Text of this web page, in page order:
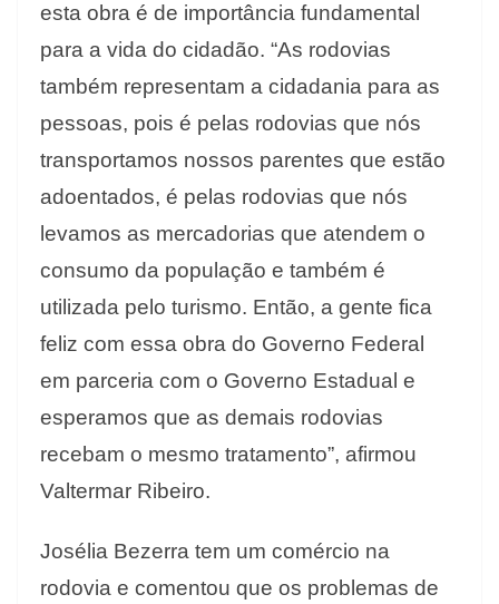
esta obra é de importância fundamental
para a vida do cidadão. “As rodovias
também representam a cidadania para as
pessoas, pois é pelas rodovias que nós
transportamos nossos parentes que estão
adoentados, é pelas rodovias que nós
levamos as mercadorias que atendem o
consumo da população e também é
utilizada pelo turismo. Então, a gente fica
feliz com essa obra do Governo Federal
em parceria com o Governo Estadual e
esperamos que as demais rodovias
recebam o mesmo tratamento”, afirmou
Valtermar Ribeiro.
Josélia Bezerra tem um comércio na
rodovia e comentou que os problemas de